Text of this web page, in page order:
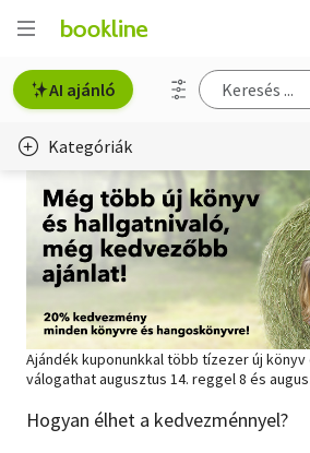
AI ajánló
Kategóriák
Életmód, egészség
Erotika
Gyermek- és ifjúsági
Hobbi, szabadidő
Irodalom
Művészet
Ajándék kuponunkkal több tízezer új
válogathat augusztus 14. reggel 8 és
Hogyan élhet a kedvezménnyel?